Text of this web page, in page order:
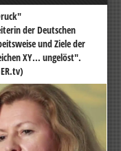
der Deutschen
und Ziele der
XY... ungelöst".